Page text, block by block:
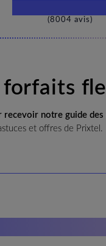
(8004 avis)
forfaits
recevoir notre guide
et offres de Prixtel.